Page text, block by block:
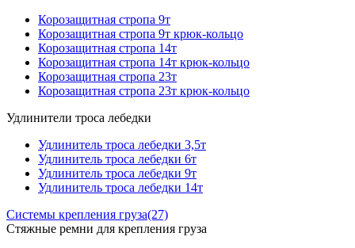
Корозащитная стропа 9т
Корозащитная стропа 9т крюк-кольцо
Корозащитная стропа 14т
Корозащитная стропа 14т крюк-кольцо
Корозащитная стропа 23т
Корозащитная стропа 23т крюк-кольцо
Удлинители троса лебедки
Удлинитель троса лебедки 3,5т
Удлинитель троса лебедки 6т
Удлинитель троса лебедки 9т
Удлинитель троса лебедки 14т
Системы крепления груза(27)
Стяжные ремни для крепления груза